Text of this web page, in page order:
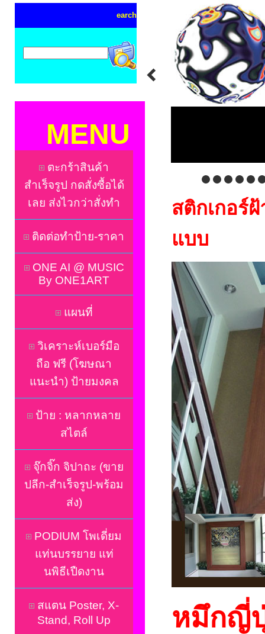
earch
MENU
ตะกร้าสินค้า
สำเร็จรูป กดสั่งซื้อได้
เลย ส่งไวกว่าสั่งทำ
ติดต่อทำป้าย-ราคา
ONE AI @ MUSIC
By ONE1ART
แผนที่
วิเคราะห์เบอร์มือ
ถือ ฟรี (โฆษณา
แนะนำ) ป้ายมงคล
ป้าย : หลากหลาย
สไตล์
จุ๊กจิ๊ก จิปาถะ (ขาย
ปลีก-สำเร็จรูป-พร้อม
ส่ง)
PODIUM โพเดี่ยม
แท่นบรรยาย แท่
นพิธีเปืดงาน
สแตน Poster, X-
Stand, Roll Up
สติกเกอร์
แบบ
หมึกญี่